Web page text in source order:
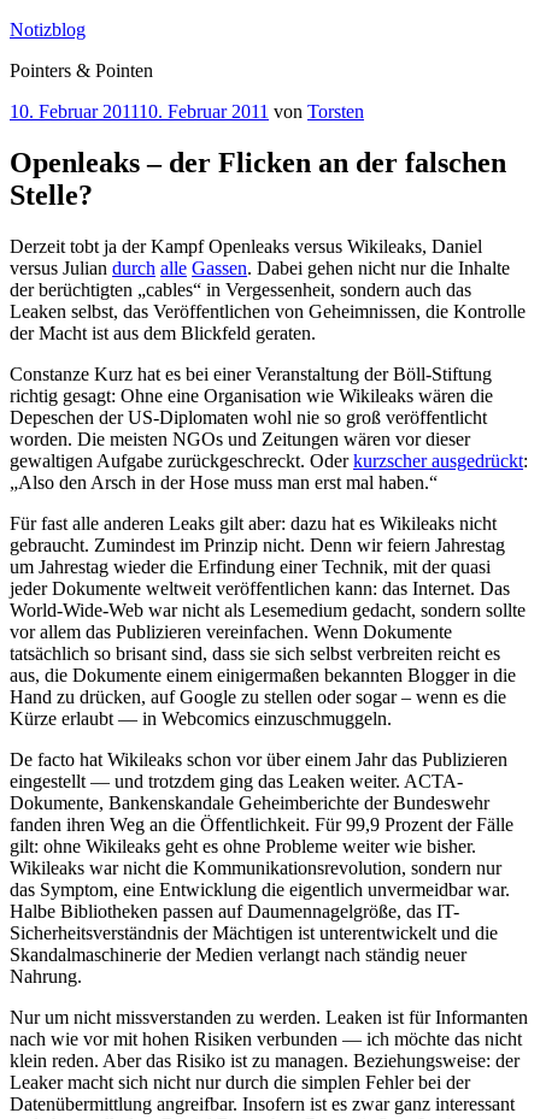
Zum
springen
Notizblog
Pointers & Pointen
Veröffentlicht
10. Februar 201110. Februar 2011 von Torsten
Openleaks – der Flicken an der falschen
Stelle?
Derzeit tobt ja der Kampf Openleaks versus Wikileaks, Daniel
versus Julian durch alle Gassen. Dabei gehen nicht nur die Inhalte
der berüchtigten „cables“ in Vergessenheit, sondern auch das
Leaken selbst, das Veröffentlichen von Geheimnissen, die Kontrolle
der Macht ist aus dem Blickfeld geraten.
Constanze Kurz hat es bei einer Veranstaltung der Böll-Stiftung
richtig gesagt: Ohne eine Organisation wie Wikileaks wären die
Depeschen der US-Diplomaten wohl nie so groß veröffentlicht
worden. Die meisten NGOs und Zeitungen wären vor dieser
gewaltigen Aufgabe zurückgeschreckt. Oderkurzscher ausgedrückt:
„Also den Arsch in der Hose muss man erst mal haben.“
Für fast alle anderen Leaks gilt aber: dazu hat es Wikileaks nicht
gebraucht. Zumindest im Prinzip nicht. Denn wir feiern Jahrestag
um Jahrestag wieder die Erfindung einer Technik, mit der quasi
jeder Dokumente weltweit veröffentlichen kann: das Internet. Das
World-Wide-Web war nicht als Lesemedium gedacht, sondern sollte
vor allem das Publizieren vereinfachen. Wenn Dokumente
tatsächlich so brisant sind, dass sie sich selbst verbreiten reicht es
aus, die Dokumente einem einigermaßen bekannten Blogger in die
Hand zu drücken, auf Google zu stellen oder sogar – wenn es die
Kürze erlaubt — in Webcomics einzuschmuggeln.
De facto hat Wikileaks schon vor über einem Jahr das Publizieren
eingestellt — und trotzdem ging das Leaken weiter. ACTA-
Dokumente, Bankenskandale Geheimberichte der Bundeswehr
fanden ihren Weg an die Öffentlichkeit. Für 99,9 Prozent der Fälle
gilt: ohne Wikileaks geht es ohne Probleme weiter wie bisher.
Wikileaks war nicht die Kommunikationsrevolution, sondern nur
das Symptom, eine Entwicklung die eigentlich unvermeidbar war.
Halbe Bibliotheken passen auf Daumennagelgröße, das IT-
Sicherheitsverständnis der Mächtigen ist unterentwickelt und die
Skandalmaschinerie der Medien verlangt nach ständig neuer
Nahrung.
Nur um nicht missverstanden zu werden. Leaken ist für Informanten
nach wie vor mit hohen Risiken verbunden — ich möchte das nicht
klein reden. Aber das Risiko ist zu managen. Beziehungsweise: der
Leaker macht sich nicht nur durch die simplen Fehler bei der
Datenübermittlung angreifbar. Insofern ist es zwar ganz interessant